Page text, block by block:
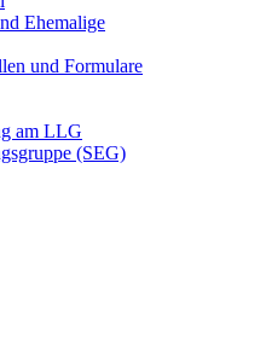
Ehemalige
und Formulare
am LLG
(SEG)